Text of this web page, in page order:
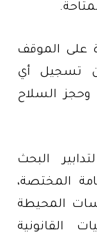
على الموقف
تسجيل أي
وحجز السلاح
البحث
المختصة،
المحيطة
القانونية